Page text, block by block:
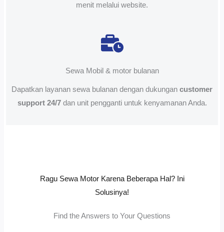
menit melalui website.
Sewa Mobil & motor bulanan
Dapatkan layanan sewa bulanan dengan dukungan customer
support 24/7dan unit pengganti untuk kenyamanan Anda.
Ragu Sewa Motor Karena Beberapa Hal? Ini
Solusinya!
Find the Answers to Your Questions